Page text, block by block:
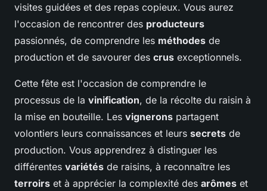
visites guidées et des repas copieux. Vous aurez
l'occasion de rencontrer des producteurs
passionnés, de comprendre les méthodes de
production et de savourer des crus exceptionnels.
Cette fête est l'occasion de comprendre le
processus de la vinification, de la récolte du raisin à
la mise en bouteille. Les vignerons partagent
volontiers leurs connaissances et leurs secrets de
production. Vous apprendrez à distinguer les
différentes variétés de raisins, à reconnaître les
terroirs et à apprécier la complexité des arômes et